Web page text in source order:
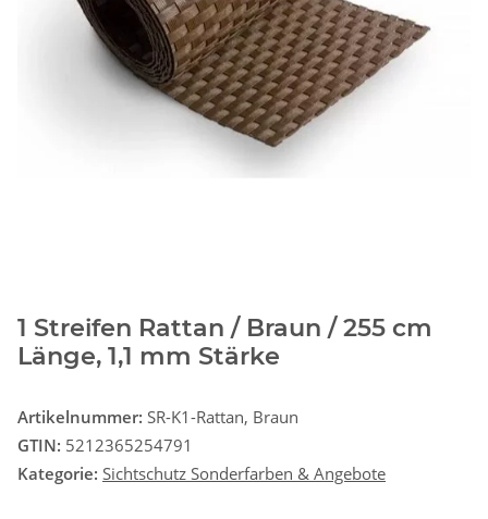
1 Streifen Rattan / Braun / 255 cm
Länge, 1,1 mm Stärke
Artikelnummer: SR-K1-Rattan, Braun
GTIN: 5212365254791
Kategorie: Sichtschutz Sonderfarben & Angebote